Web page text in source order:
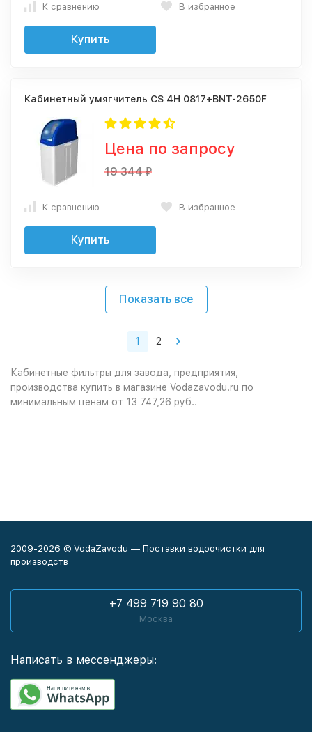
К сравнению В избранное
Купить
Кабинетный умягчитель СS 4H 0817+BNT-2650F
Цена по запросу
19 344₽
К сравнению В избранное
Купить
Показать все
1 2
Кабинетные фильтры для завода, предприятия,
производства купить в магазине Vodazavodu.ru по
минимальным ценам от 13 747,26 руб..
2009-2026 © VodaZavodu — Поставки водоочистки для
производств
+7 499 719 90 80
Москва
Написать в мессенджеры: